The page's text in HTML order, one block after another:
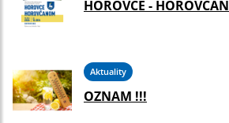
HOROVCE -
Aktuality
OZNAM !!!